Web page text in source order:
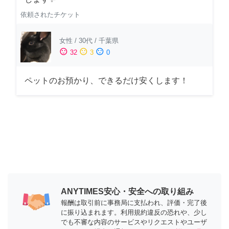
依頼されたチケット
女性 / 30代 / 千葉県
sentiment_satisfied 32 sentiment_neutral 3 sentiment_dissatisfied 0
ペットのお預かり、できるだけ安くします！
ANYTIMES安心・安全への取り組み
報酬は取引前に事務局に支払われ、評価・完了後
に振り込まれます。利用規約違反の恐れや、少し
でも不審な内容のサービスやリクエストやユーザ